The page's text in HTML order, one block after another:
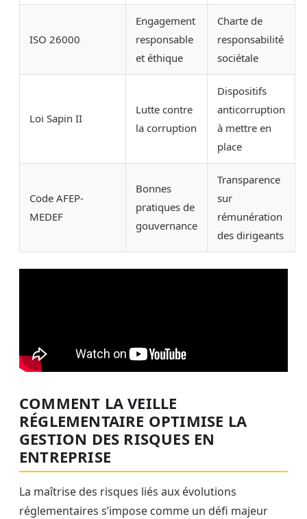
ISO 26000
Engagement
responsable
et éthique
Charte de
responsabilité
sociétale
Loi Sapin II
Lutte contre
la corruption
Dispositifs
anticorruption
à mettre en
place
Code AFEP-
MEDEF
Bonnes
pratiques de
gouvernance
Transparence
sur
rémunération
des dirigeants
COMMENT LA VEILLE
RÉGLEMENTAIRE OPTIMISE LA
GESTION DES RISQUES EN
ENTREPRISE
La maîtrise des risques liés aux évolutions
réglementaires s’impose comme un défi majeur